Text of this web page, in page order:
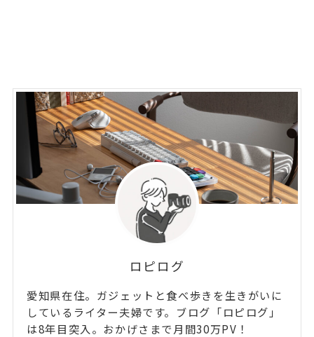
ロピログ
愛知県在住。ガジェットと食べ歩きを生きがいに
しているライター夫婦です。ブログ「ロピログ」
は8年目突入。おかげさまで月間30万PV！